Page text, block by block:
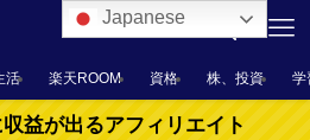
活 楽天ROOM 資格 株、投資 学
益が出るアフィリエイト
Japanese